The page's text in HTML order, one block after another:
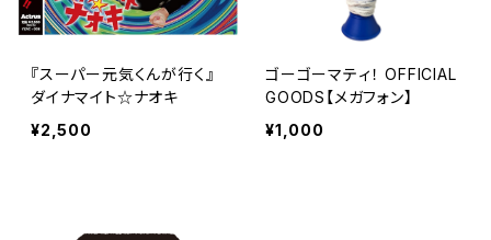
『スーパー元気くんが行く』
ダイナマイト☆ナオキ
¥2,500
ゴーゴーマティ！ OFFICIAL
GOODS【メガフォン】
¥1,000